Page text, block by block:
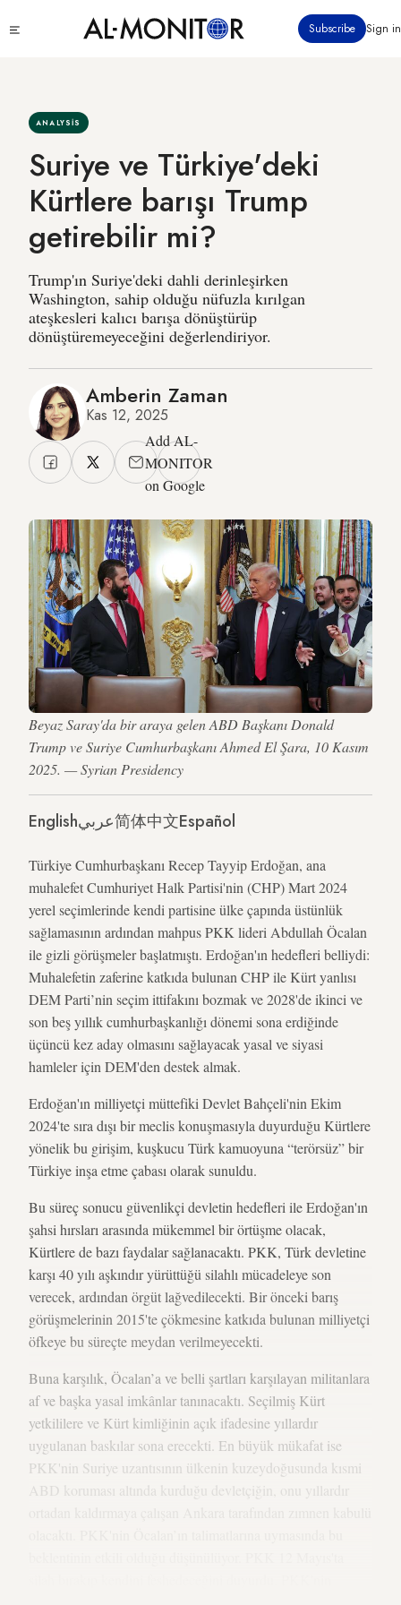
içeriğe
Subscribe Sign in
ANALYSIS
Suriye ve Türkiye'deki
Kürtlere barışı Trump
getirebilir mi?
Trump'ın Suriye'deki dahli derinleşirken
Washington, sahip olduğu nüfuzla kırılgan
ateşkesleri kalıcı barışa dönüştürüp
dönüştüremeyeceğini değerlendiriyor.
Amberin Zaman
Kas 12, 2025
Add AL-
MONITOR
on Google
Beyaz Saray'da bir araya gelen ABD Başkanı Donald
Trump ve Suriye Cumhurbaşkanı Ahmed El Şara, 10 Kasım
2025. — Syrian Presidency
Englishعربي简体中文Español
Türkiye Cumhurbaşkanı Recep Tayyip Erdoğan, ana
muhalefet Cumhuriyet Halk Partisi'nin (CHP) Mart 2024
yerel seçimlerinde kendi partisine ülke çapında üstünlük
sağlamasının ardından mahpus PKK lideri Abdullah Öcalan
ile gizli görüşmeler başlatmıştı. Erdoğan'ın hedefleri belliydi:
Muhalefetin zaferine katkıda bulunan CHP ile Kürt yanlısı
DEM Parti’nin seçim ittifakını bozmak ve 2028'de ikinci ve
son beş yıllık cumhurbaşkanlığı dönemi sona erdiğinde
üçüncü kez aday olmasını sağlayacak yasal ve siyasi
hamleler için DEM'den destek almak.
Erdoğan'ın milliyetçi müttefiki Devlet Bahçeli'nin Ekim
2024'te sıra dışı bir meclis konuşmasıyla duyurduğu Kürtlere
yönelik bu girişim, kuşkucu Türk kamuoyuna “terörsüz” bir
Türkiye inşa etme çabası olarak sunuldu.
Bu süreç sonucu güvenlikçi devletin hedefleri ile Erdoğan'ın
şahsi hırsları arasında mükemmel bir örtüşme olacak,
Kürtlere de bazı faydalar sağlanacaktı. PKK, Türk devletine
karşı 40 yılı aşkındır yürüttüğü silahlı mücadeleye son
verecek, ardından örgüt lağvedilecekti. Bir önceki barış
görüşmelerinin 2015'te çökmesine katkıda bulunan milliyetçi
öfkeye bu süreçte meydan verilmeyecekti.
Buna karşılık, Öcalan’a ve belli şartları karşılayan militanlara
af ve başka yasal imkânlar tanınacaktı. Seçilmiş Kürt
yetkililere ve Kürt kimliğinin açık ifadesine yıllardır
uygulanan baskılar sona erecekti. En büyük mükafat ise
PKK'nin Suriye uzantısının ülkenin kuzeydoğusunda kısmi
ABD koruması altında kurduğu devletçiğin, onu yıllardır